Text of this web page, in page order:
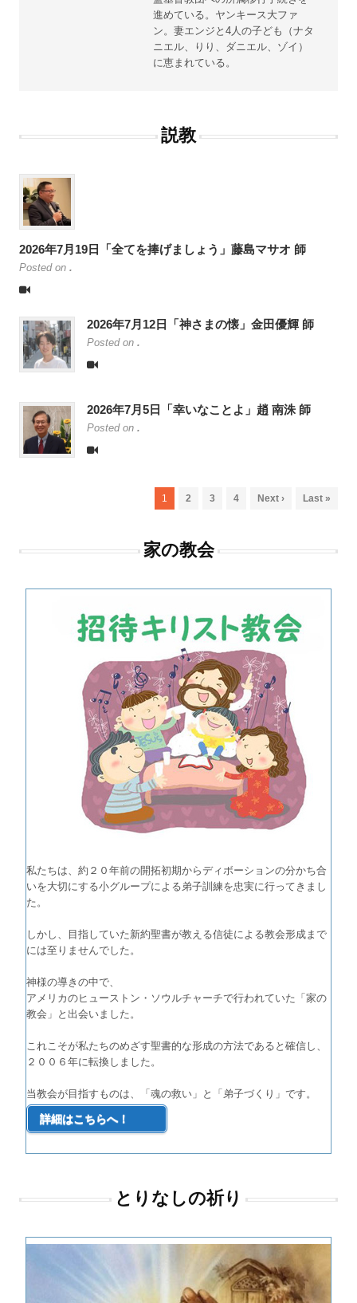
進めている。ヤンキース大ファ
ン。妻エンジと4人の子ども（ナタ
ニエル、りり、ダニエル、ゾイ）
に恵まれている。
説教
2026年7月19日「全てを捧げましょう」藤島マサオ 師
Posted on .
2026年7月12日「神さまの懐」金田優輝 師
Posted on .
2026年7月5日「幸いなことよ」趙 南洙 師
Posted on .
1 2 3 4 Next › Last »
家の教会
私たちは、約２０年前の開拓初期からディボーションの分かち合
いを大切にする小グループによる弟子訓練を忠実に行ってきまし
た。
しかし、目指していた新約聖書が教える信徒による教会形成まで
には至りませんでした。
神様の導きの中で、
アメリカのヒューストン・ソウルチャーチで行われていた「家の
教会」と出会いました。
これこそが私たちのめざす聖書的な形成の方法であると確信し、
２００６年に転換しました。
当教会が目指すものは、「魂の救い」と「弟子づくり」です。
詳細はこちらへ！
とりなしの祈り